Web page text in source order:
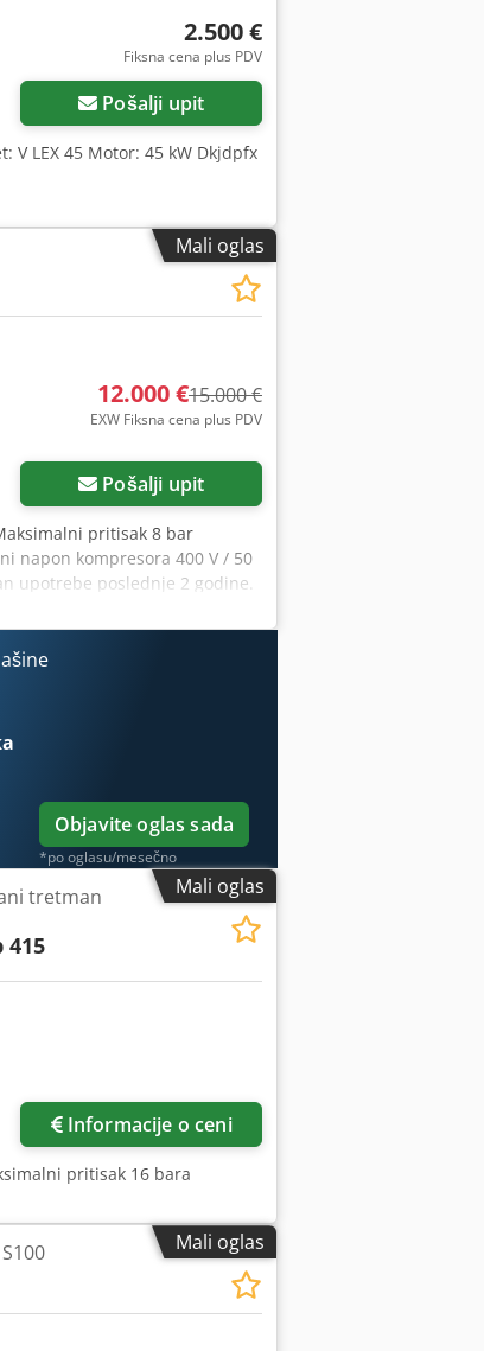
2.500 €
Fiksna cena plus PDV
Pošalji upit
V LEX 45 Motor: 45 kW Dkjdpfx
Mali oglas
Zatražite više slika
12.000 €15.000 €
EXW Fiksna cena plus PDV
Pošalji upit
pritisak 8 bar
napon kompresora 400 V / 50
upotrebe poslednje 2 godine.
Objavite oglas sada
*po oglasu/mesečno
Mali oglas
tretman
415
Informacije o ceni
pritisak 16 bara
Mali oglas